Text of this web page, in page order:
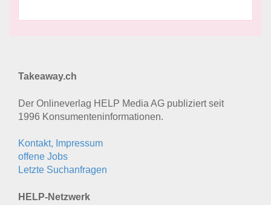
Takeaway.ch
Der Onlineverlag HELP Media AG publiziert seit
1996 Konsumenten­informationen.
Kontakt, Impressum
offene Jobs
Letzte Suchanfragen
HELP-Netzwerk